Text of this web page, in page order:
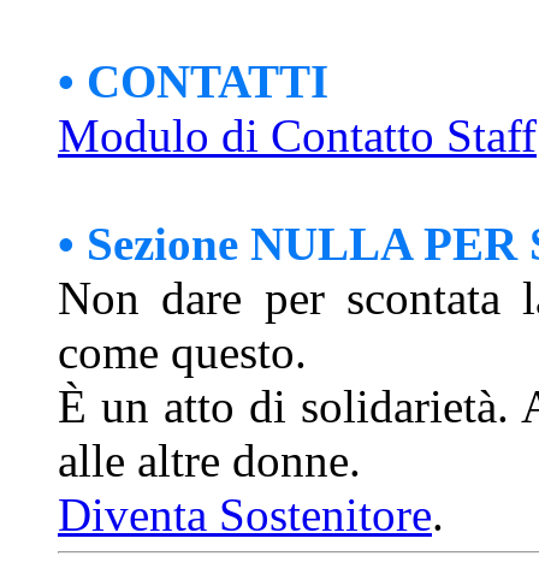
• CONTATTI
Modulo di Contatto Staff
• Sezione NULLA PER
Non dare per scontata
come questo.
È un atto di solidarietà.
alle altre donne.
Diventa Sostenitore.